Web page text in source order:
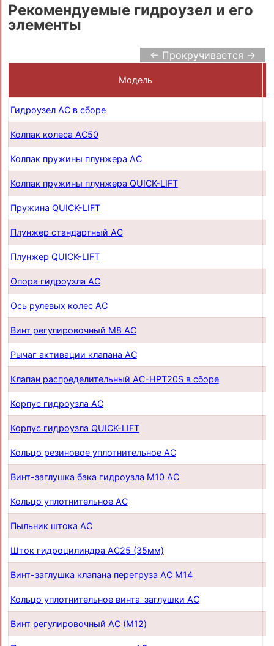
Рекомендуемые гидроузел и его
элементы
← Прокручивается →
Модель
Гидроузел AC в сборе
Колпак колеса AC50
Колпак пружины плунжера AC
Колпак пружины плунжера QUICK-LIFT
Пружина QUICK-LIFT
Плунжер стандартный AC
Плунжер QUICK-LIFT
Опора гидроузла AC
Ось рулевых колес AC
Винт регулировочный М8 AC
Рычаг активации клапана AC
Клапан распределительный AC-HPT20S в сборе
Корпус гидроузла AC
Корпус гидроузла QUICK-LIFT
Кольцо резиновое уплотнительное AC
Винт-заглушка бака гидроузла М10 AC
Кольцо уплотнительное AC
Пыльник штока AС
Шток гидроцилиндра AC25 (35мм)
Винт-заглушка клапана перегруза AC М14
Кольцо уплотнительное винта-заглушки AC
Винт регулировочный AC (М12)